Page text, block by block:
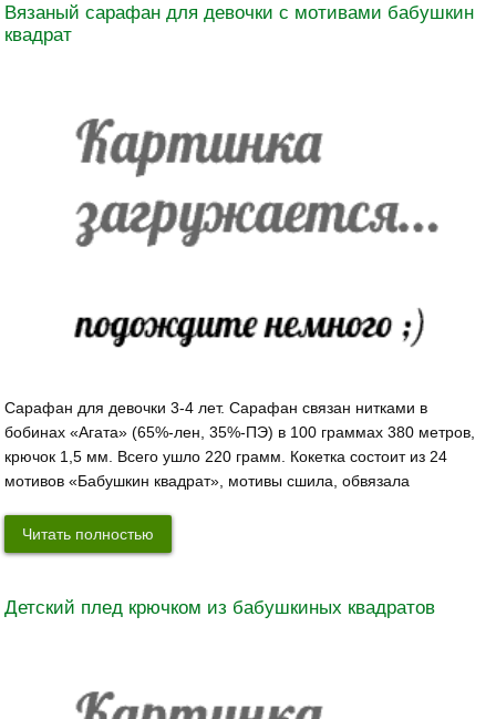
Вязаный сарафан для девочки с мотивами бабушкин
квадрат
Сарафан для девочки 3-4 лет. Сарафан связан нитками в
бобинах «Агата» (65%-лен, 35%-ПЭ) в 100 граммах 380 метров,
крючок 1,5 мм. Всего ушло 220 грамм. Кокетка состоит из 24
мотивов «Бабушкин квадрат», мотивы сшила, обвязала
Читать полностью
Детский плед крючком из бабушкиных квадратов